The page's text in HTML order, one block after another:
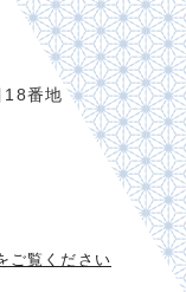
18番地
ご覧ください